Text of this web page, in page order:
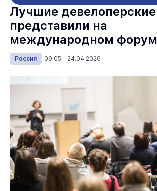
Лучшие
представили на
международном
Россия 09:05 24.04.2026